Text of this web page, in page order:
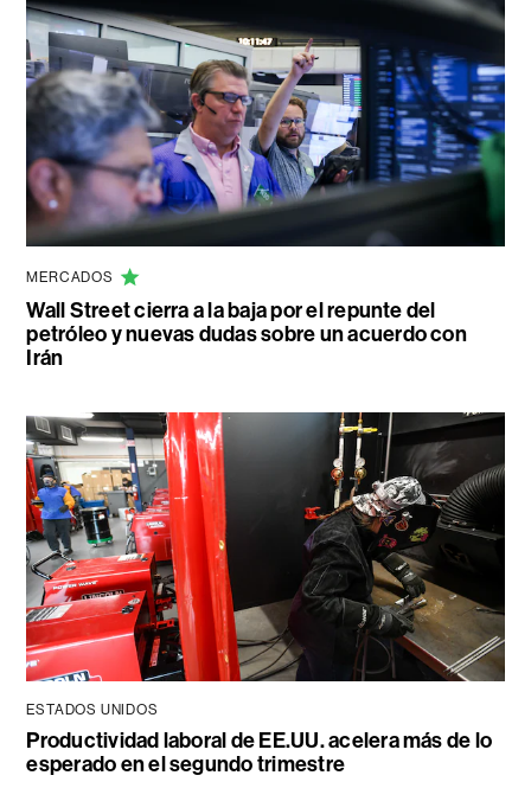
MERCADOS
Wall Street cierra a la baja por el repunte del
petróleo y nuevas dudas sobre un acuerdo con
Irán
ESTADOS UNIDOS
Productividad laboral de EE.UU. acelera más de lo
esperado en el segundo trimestre